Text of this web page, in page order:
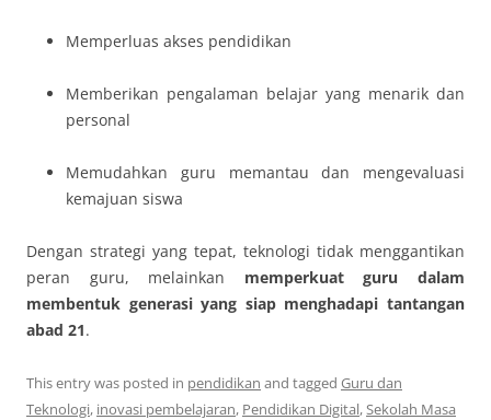
Memperluas akses pendidikan
Memberikan pengalaman belajar yang menarik dan
personal
Memudahkan guru memantau dan mengevaluasi
kemajuan siswa
Dengan strategi yang tepat, teknologi tidak menggantikan
peran guru, melainkan memperkuat guru dalam
membentuk generasi yang siap menghadapi tantangan
abad 21.
This entry was posted in pendidikan and tagged Guru dan
Teknologi, inovasi pembelajaran, Pendidikan Digital,Sekolah Masa